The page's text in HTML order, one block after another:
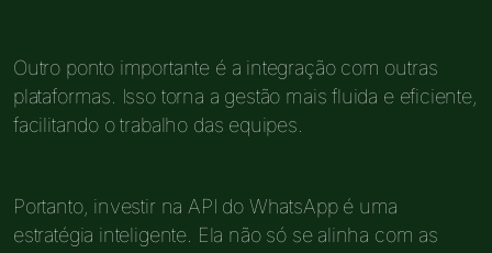
Outro ponto importante é a integração com outras
plataformas. Isso torna a gestão mais fluida e eficiente,
facilitando o trabalho das equipes.
Portanto, investir na API do WhatsApp é uma
estratégia inteligente. Ela não só se alinha com as